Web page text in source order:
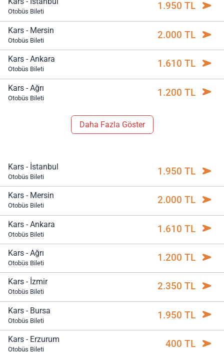
Otobüs Bileti 1.950 TL
Kars - Mersin
Otobüs Bileti 2.000 TL
Kars - Ankara
Otobüs Bileti 1.610 TL
Kars - Ağrı
Otobüs Bileti 1.200 TL
Daha Fazla Göster
Kars - İstanbul
Otobüs Bileti 1.950 TL
Kars - Mersin
Otobüs Bileti 2.000 TL
Kars - Ankara
Otobüs Bileti 1.610 TL
Kars - Ağrı
Otobüs Bileti 1.200 TL
Kars - İzmir
Otobüs Bileti 2.350 TL
Kars - Bursa
Otobüs Bileti 1.950 TL
Kars - Erzurum
Otobüs Bileti 400 TL